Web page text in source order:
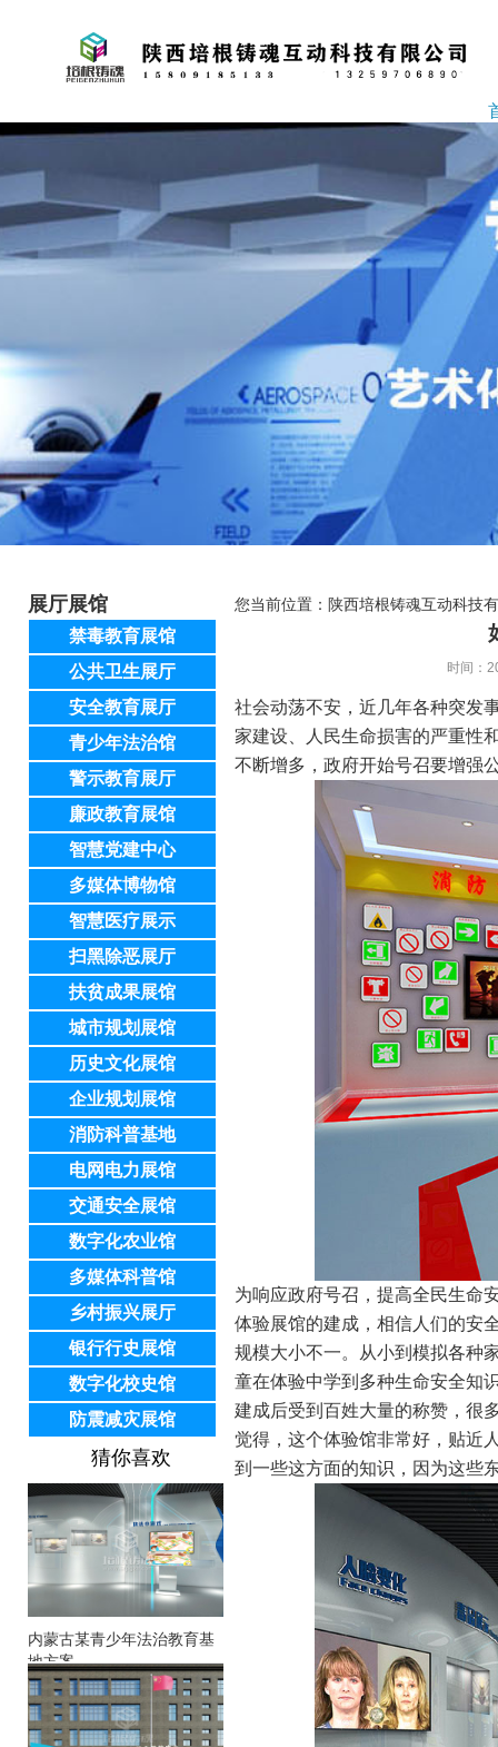
您当前位置： 陕西培根铸魂互动科技
展厅展馆
禁毒教育展馆
公共卫生展厅
安全教育展厅
青少年法治馆
警示教育展厅
廉政教育展馆
智慧党建中心
多媒体博物馆
智慧医疗展示
扫黑除恶展厅
扶贫成果展馆
城市规划展馆
历史文化展馆
企业规划展馆
消防科普基地
电网电力展馆
交通安全展馆
数字化农业馆
多媒体科普馆
乡村振兴展厅
银行行史展馆
数字化校史馆
防震减灾展馆
猜你喜欢
内蒙古某青少年法治教育基
地方案
时间：
社会动荡不安，近几年各种突发
家建设、人民生命损害的严重性
不断增多，政府开始号召要增强
为响应政府号召，提高全民生命
体验展馆的建成，相信人们的安
规模大小不一。从小到模拟各种
童在体验中学到多种生命安全知
建成后受到百姓大量的称赞，很
觉得，这个体验馆非常好，贴近
到一些这方面的知识，因为这些